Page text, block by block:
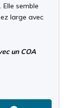
semble
large avec
un COA